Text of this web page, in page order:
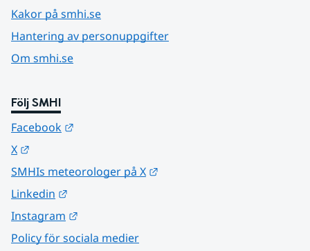
Kakor på smhi.se
Hantering av personuppgifter
Om smhi.se
Följ SMHI
Facebook
X
SMHIs meteorologer på X
Linkedin
Instagram
Policy för sociala medier